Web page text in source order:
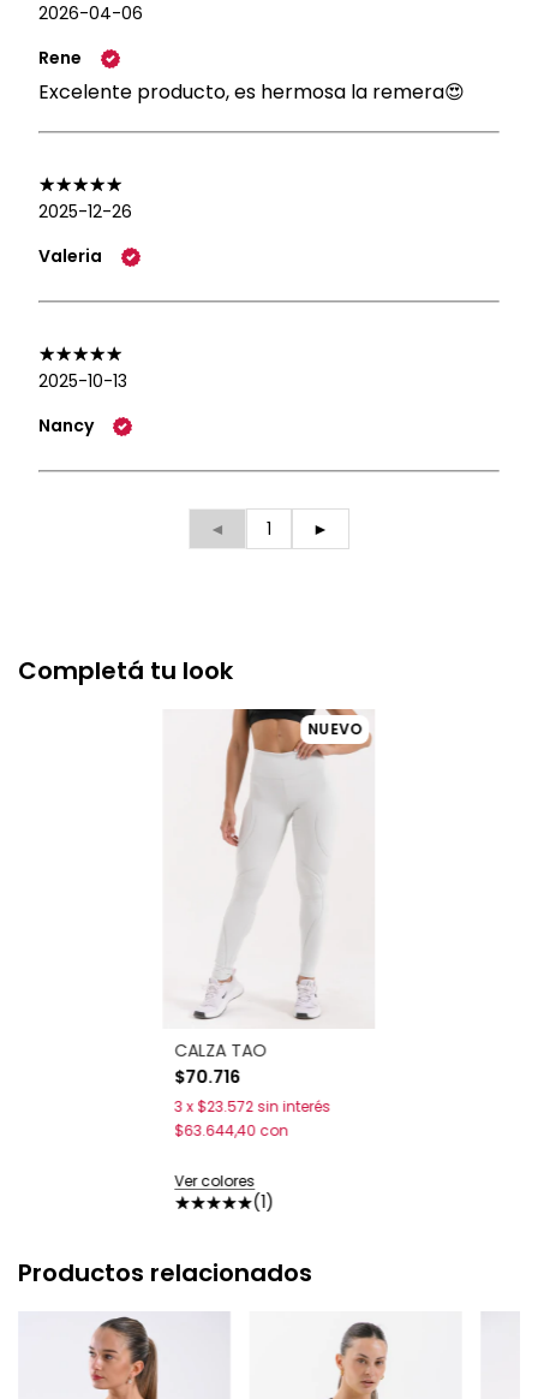
2026-04-06
Rene
Excelente producto, es hermosa la remera😍
2025-12-26
Valeria
2025-10-13
Nancy
◄ 1 ►
Completá tu look
NUEVO
CALZA TAO
$70.716
(1)
3x $23.572 sin interés
$63.644,40 con
Ver colores
Productos relacionados